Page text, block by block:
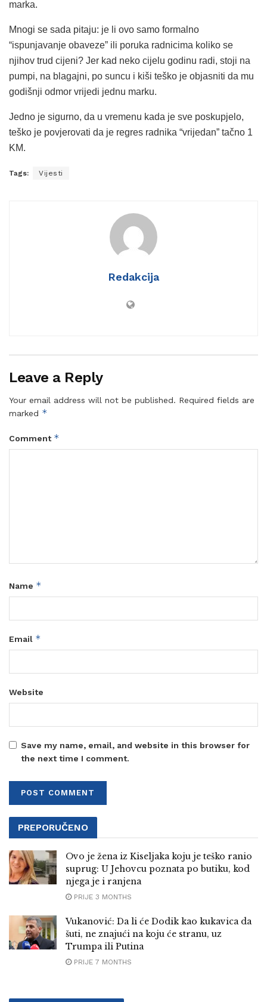
marka.
Mnogi se sada pitaju: je li ovo samo formalno
“ispunjavanje obaveze” ili poruka radnicima koliko se
njihov trud cijeni? Jer kad neko cijelu godinu radi, stoji na
pumpi, na blagajni, po suncu i kiši teško je objasniti da mu
godišnji odmor vrijedi jednu marku.
Jedno je sigurno, da u vremenu kada je sve poskupjelo,
teško je povjerovati da je regres radnika “vrijedan” tačno 1
KM.
Tags: Vijesti
Redakcija
Leave a Reply
Your email address will not be published. Required fields are
marked *
Comment *
Name *
Email *
Website
Save my name, email, and website in this browser for
the next time I comment.
PREPORUČENO
Ovo je žena iz Kiseljaka koju je teško ranio
suprug: U Jehovcu poznata po butiku, kod
njega je i ranjena
PRIJE 3 MONTHS
Vukanović: Da li će Dodik kao kukavica da
šuti, ne znajući na koju će stranu, uz
Trumpa ili Putina
PRIJE 7 MONTHS